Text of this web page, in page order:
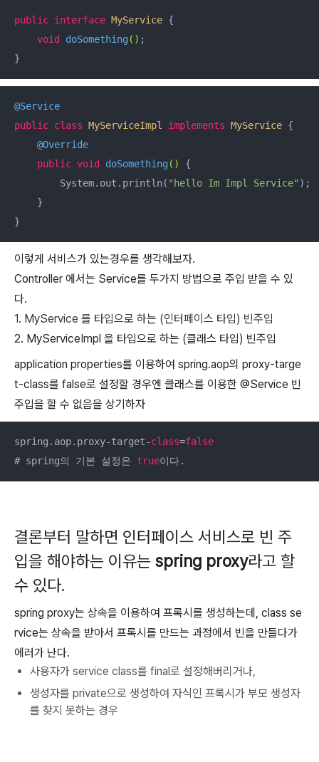
public interface MyService {
void
doSomething () ;
}
@Service
public class MyServiceImpl implements MyService {
@Override
public void doSomething ()
{
        System.out.println(
"hello Im Impl Service" );
    }
}
이렇게 서비스가 있는경우를 생각해보자.
Controller 에서는 Service를 두가지 방법으로 주입 받을 수 있
다.
1. MyService 를 타입으로 하는 (인터페이스 타입) 빈주입
2. MyServiceImpl 을 타입으로 하는 (클래스 타입) 빈주입
application properties를 이용하여 spring.aop의 proxy-targe
t-class를 false로 설정할 경우엔 클래스를 이용한 @Service 빈
주입을 할 수 없음을 상기하자
spring.aop.proxy-target-class=false
# spring의 기본 설정은 true이다.
결론부터 말하면 인터페이스 서비스로 빈 주
입을 해야하는 이유는 spring proxy라고 할
수 있다.
spring proxy는 상속을 이용하여 프록시를 생성하는데, class se
rvice는 상속을 받아서 프록시를 만드는 과정에서 빈을 만들다가
에러가 난다.
사용자가 service class를 final로 설정해버리거나,
생성자를 private으로 생성하여 자식인 프록시가 부모 생성자
를 찾지 못하는 경우